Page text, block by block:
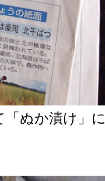
「ぬか漬け」に